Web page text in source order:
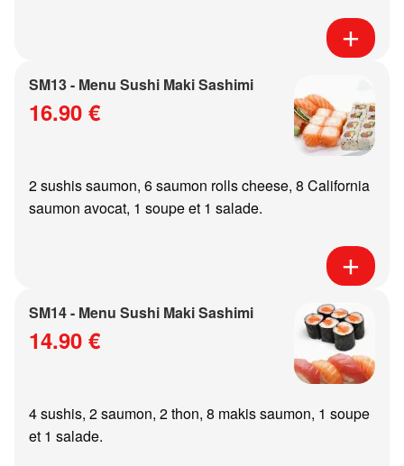
SM13 - Menu Sushi Maki Sashimi
16.90 €
2 sushis saumon, 6 saumon rolls cheese, 8 California
saumon avocat, 1 soupe et 1 salade.
SM14 - Menu Sushi Maki Sashimi
14.90 €
4 sushis, 2 saumon, 2 thon, 8 makis saumon, 1 soupe
et 1 salade.